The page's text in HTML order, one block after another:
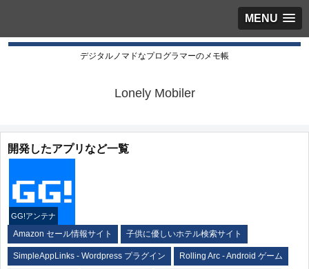
MENU
デジタルノマドなプログラマーのメモ帳
Lonely Mobiler
開発したアプリなど一覧
GG!アンテナ
Amazon セール情報サイト 子供に優しいホテル検索サイト
SimpleAppLinks - Wordpress プラグイン Rolling Arc - Android ゲーム